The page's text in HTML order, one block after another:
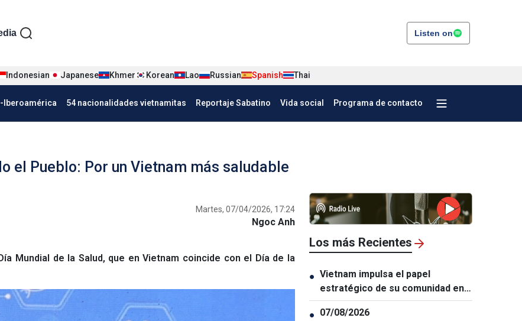
tiếng Tây ban nha Listen on
Indonesian Japanese Khmer Korean Lao Russian Spanish Thai
Iberoamérica 54 nacionalidades vietnamitas Reportaje Sabatino Vida social Programa de contacto
el Pueblo: Por un Vietnam más saludable
Martes, 07/04/2026, 17:24
Ngoc Anh
Mundial de la Salud, que en Vietnam coincide con el Día de la
Los más Recientes
● Vietnam impulsa el papel
estratégico de su comunidad en
el exterior
● 07/08/2026